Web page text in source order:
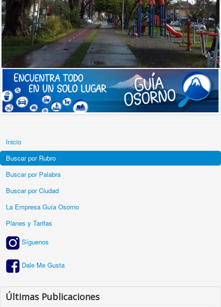
Inicio
Buscar por Rubro
Buscar por Palabra
Buscar por Ciudad
La Empresa Guía Osorno
Planes y Tarifas
Síguenos
Dale Me Gusta
Últimas Publicaciones